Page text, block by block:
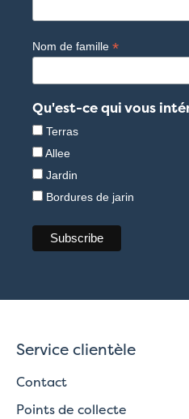
Nom de famille *
Qu'est-ce qui vous
Terras
Allee
Jardin
Bordures de jarin
Service clientèle
Contact
Points de collecte